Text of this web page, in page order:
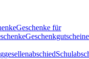
Geschenke für
Geschenkgutscheine